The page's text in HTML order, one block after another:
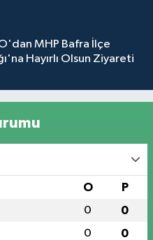
MHP Bafra İlçe
Hayırlı Olsun Ziyareti
O P
0 0
0 0